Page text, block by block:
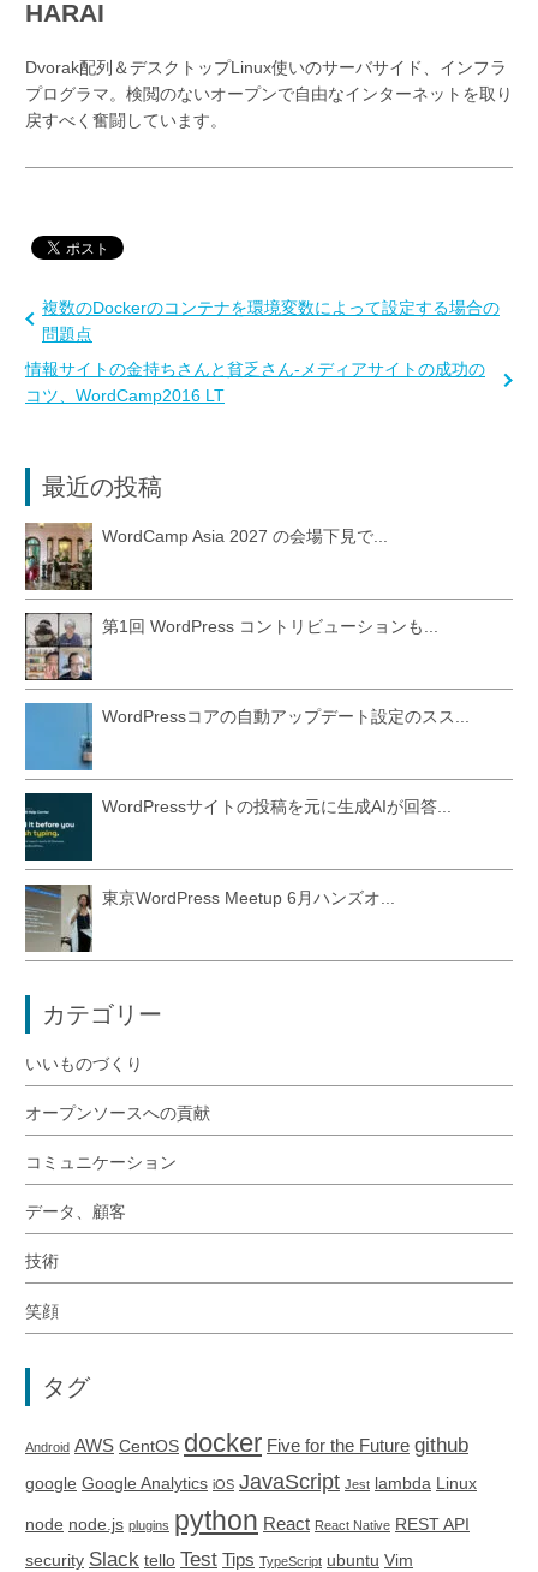
HARAI
Dvorak配列＆デスクトップLinux使いのサーバサイド、インフラ
プログラマ。検閲のないオープンで自由なインターネットを取り
戻すべく奮闘しています。
複数のDockerのコンテナを環境変数によって設定する場合の
問題点
情報サイトの金持ちさんと貧乏さん-メディアサイトの成功の
コツ、WordCamp2016 LT
最近の投稿
WordCamp Asia 2027 の会場下見で...
第1回 WordPress コントリビューションも...
WordPressコアの自動アップデート設定のスス...
WordPressサイトの投稿を元に生成AIが回答...
東京WordPress Meetup 6月ハンズオ...
カテゴリー
いいものづくり
オープンソースへの貢献
コミュニケーション
データ、顧客
技術
笑顔
タグ
Android AWS CentOS docker Five for the Future github
google Google Analytics iOS JavaScript Jest lambda Linux
node node.js plugins python React React Native REST API
security Slack tello Test Tips TypeScript ubuntu Vim